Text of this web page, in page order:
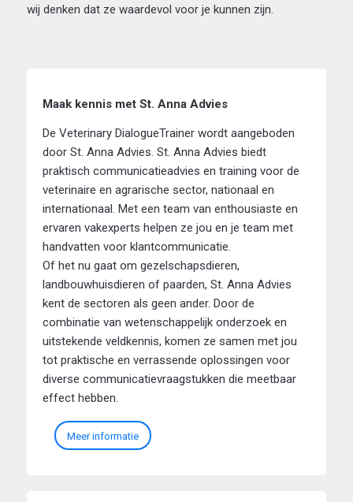
wij denken dat ze waardevol voor je kunnen zijn.
Maak kennis met St. Anna Advies
De Veterinary DialogueTrainer wordt aangeboden
door St. Anna Advies. St. Anna Advies biedt
praktisch communicatieadvies en training voor de
veterinaire en agrarische sector, nationaal en
internationaal. Met een team van enthousiaste en
ervaren vakexperts helpen ze jou en je team met
handvatten voor klantcommunicatie.
Of het nu gaat om gezelschapsdieren,
landbouwhuisdieren of paarden, St. Anna Advies
kent de sectoren als geen ander. Door de
combinatie van wetenschappelijk onderzoek en
uitstekende veldkennis, komen ze samen met jou
tot praktische en verrassende oplossingen voor
diverse communicatievraagstukken die meetbaar
effect hebben.
Meer informatie